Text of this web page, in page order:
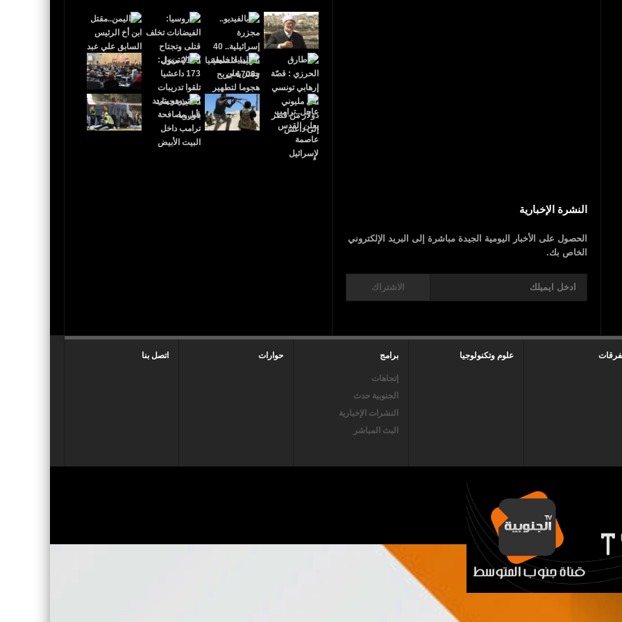
النشرة الإخبارية
الحصول على الأخبار اليومية الجيدة مباشرة إلى البريد الإلكتروني
الخاص بك.
الاشتراك
علوم وتكنولوجيا برامج
إتجاهات
الجنوبية حدث
النشرات الإخبارية
البث المباشر
حوارات اتصل بنا